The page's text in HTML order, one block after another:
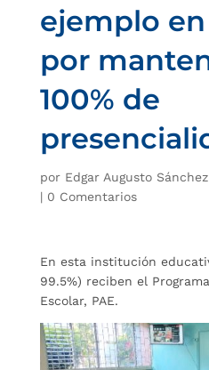
ejemplo
por
100% de
por Edgar Augusto Sánchez
| 0 Comentarios
En esta institución
99.5%) reciben el
Escolar, PAE.